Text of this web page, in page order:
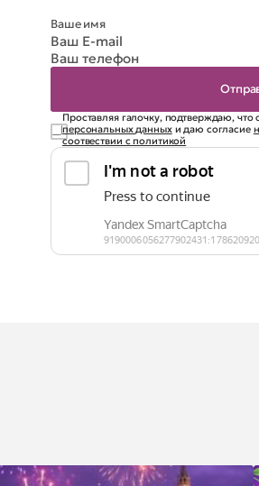
Проставляя галочку, подтверждаю, что
персональных данныхи даю согласие
соотвествии с политикой